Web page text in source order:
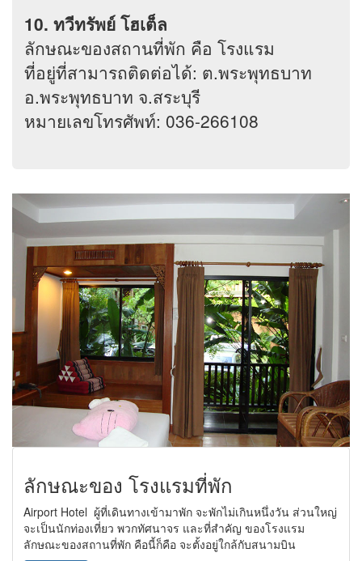
10. ทวีทรัพย์ โฮเต็ล
ลักษณะของสถานที่พัก คือ โรงแรม
ที่อยู่ที่สามารถติดต่อได้: ต.พระพุทธบาท
อ.พระพุทธบาท จ.สระบุรี
หมายเลขโทรศัพท์: 036-266108
ลักษณะของ โรงแรมที่พัก
Airport Hotel ผู้ที่เดินทางเข้ามาพัก จะพักไม่เกินหนึ่งวัน ส่วนใหญ่
จะเป็นนักท่องเที่ยว พวกทัศนาจร และที่สำคัญ ของโรงแรม
ลักษณะของสถานที่พัก คือนี้ก็คือ จะตั้งอยู่ใกล้กับสนามบิน